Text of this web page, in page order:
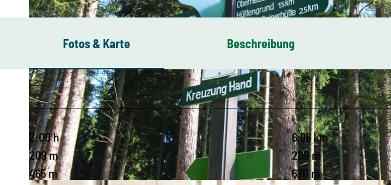
Fotos & Karte Beschreibung
2:00 h
6,96 km
209 m
209 m
465 m
670 m